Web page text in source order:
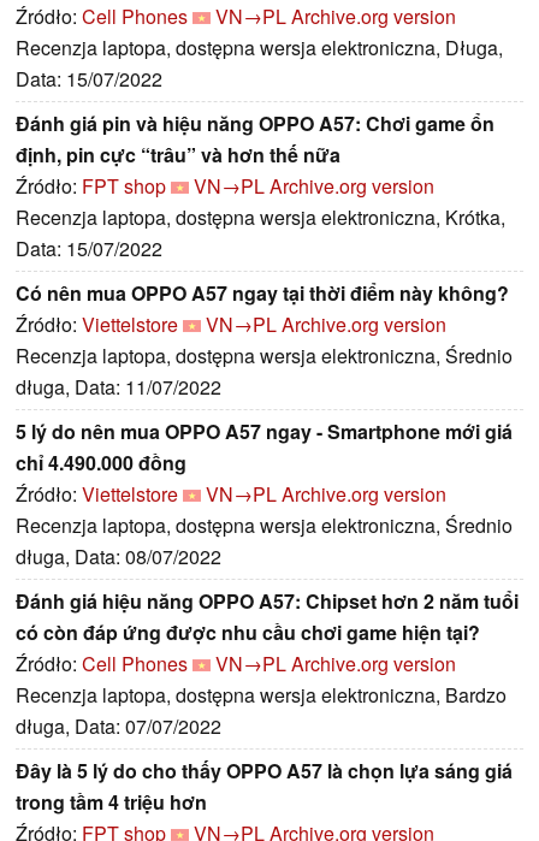
Źródło: Cell Phones VN→PLArchive.org version
Recenzja laptopa, dostępna wersja elektroniczna, Długa,
Data: 15/07/2022
Đánh giá pin và hiệu năng OPPO A57: Chơi game ổn
định, pin cực “trâu” và hơn thế nữa
Źródło: FPT shop VN→PLArchive.org version
Recenzja laptopa, dostępna wersja elektroniczna, Krótka,
Data: 15/07/2022
Có nên mua OPPO A57 ngay tại thời điểm này không?
Źródło: Viettelstore VN→PLArchive.org version
Recenzja laptopa, dostępna wersja elektroniczna, Średnio
długa, Data: 11/07/2022
5 lý do nên mua OPPO A57 ngay - Smartphone mới giá
chỉ 4.490.000 đồng
Źródło: Viettelstore VN→PLArchive.org version
Recenzja laptopa, dostępna wersja elektroniczna, Średnio
długa, Data: 08/07/2022
Đánh giá hiệu năng OPPO A57: Chipset hơn 2 năm tuổi
có còn đáp ứng được nhu cầu chơi game hiện tại?
Źródło: Cell Phones VN→PLArchive.org version
Recenzja laptopa, dostępna wersja elektroniczna, Bardzo
długa, Data: 07/07/2022
Đây là 5 lý do cho thấy OPPO A57 là chọn lựa sáng giá
trong tầm 4 triệu hơn
Źródło: FPT shop VN→PLArchive.org version